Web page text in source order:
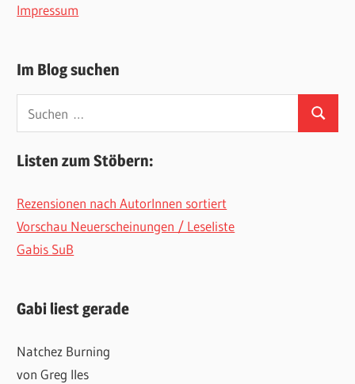
Impressum
Im Blog suchen
nach:
Suchen
Listen zum Stöbern:
Rezensionen nach AutorInnen sortiert
Vorschau Neuerscheinungen / Leseliste
Gabis SuB
Gabi liest gerade
Natchez Burning
von Greg Iles